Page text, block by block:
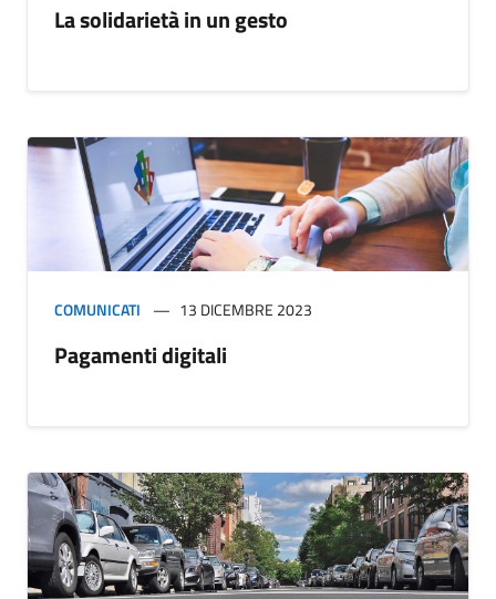
La solidarietà in un gesto
COMUNICATI 13 DICEMBRE 2023
Pagamenti digitali